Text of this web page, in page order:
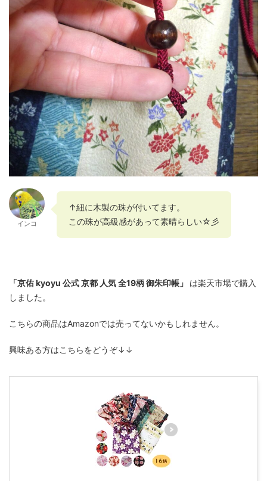
インコ
↑紐に木製の珠が付いてます。
この珠が高級感があって素晴らしい☆彡
「京佑 kyoyu 公式 京都 人気 全19柄 御朱印帳」 は楽天市場で購入
しました。
こちらの商品はAmazonでは売ってないかもしれません。
興味ある方はこちらをどうぞ↓↓